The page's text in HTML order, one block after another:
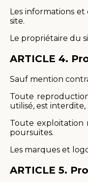
Les informations
site.
Le propriétaire du
ARTICLE 4.
Sauf mention
Toute
utilisé, est
Toute exploitation
poursuites.
Les marques et
ARTICLE 5.